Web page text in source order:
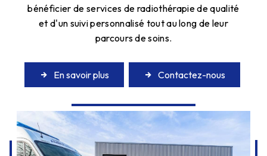
bénéficier de services de radiothérapie de qualité
et d'un suivi personnalisé tout au long de leur
parcours de soins.
En savoir plus Contactez-nous